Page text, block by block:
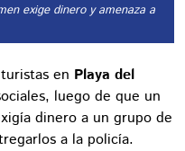
exige dinero y amenaza a
en Playa del
luego de que un
dinero a un grupo de
a la policía.